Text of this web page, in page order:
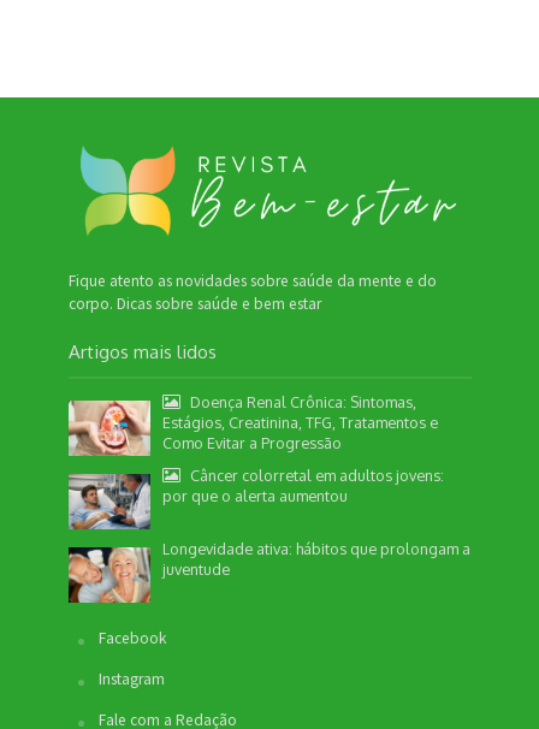
Fique atento as novidades sobre saúde da mente e do
corpo. Dicas sobre saúde e bem estar
Artigos mais lidos
Doença Renal Crônica: Sintomas,
Estágios, Creatinina, TFG, Tratamentos e
Como Evitar a Progressão
Câncer colorretal em adultos jovens:
por que o alerta aumentou
Longevidade ativa: hábitos que prolongam a
juventude
Facebook
Instagram
Fale com a Redação
Nossa equipe de suporte ao cliente está aqui
para responder às suas perguntas. Informe se
quer enviar pautas.
Não disponível no momento